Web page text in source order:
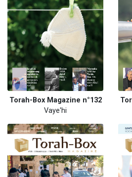
Torah-Box Magazine n°132
Vaye'hi